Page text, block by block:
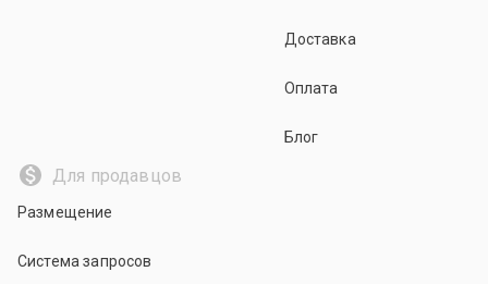
Доставка
Оплата
Блог
Для продавцов
Размещение
Система запросов